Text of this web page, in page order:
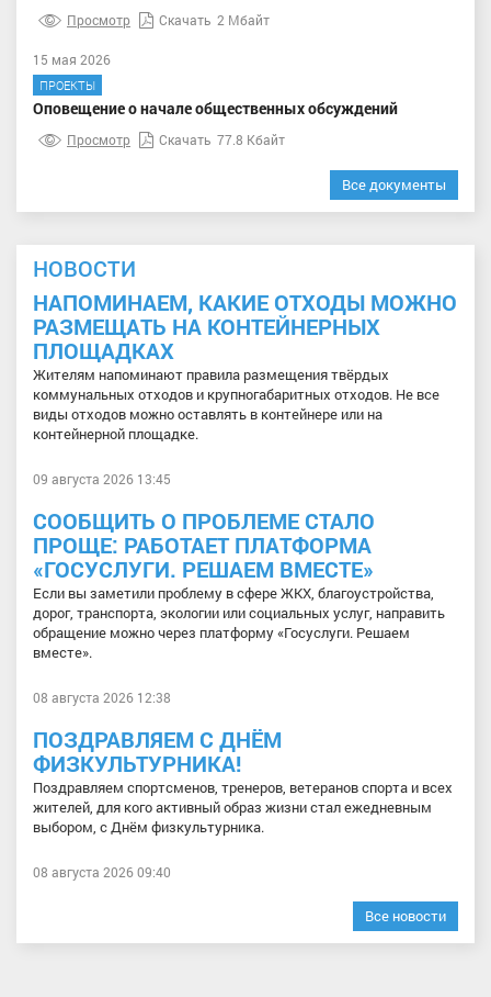
Просмотр Скачать 2 Мбайт
15 мая 2026
ПРОЕКТЫ
Оповещение о начале общественных обсуждений
Просмотр Скачать 77.8 Кбайт
Все документы
НОВОСТИ
НАПОМИНАЕМ, КАКИЕ ОТХОДЫ МОЖНО
РАЗМЕЩАТЬ НА КОНТЕЙНЕРНЫХ
ПЛОЩАДКАХ
Жителям напоминают правила размещения твёрдых
коммунальных отходов и крупногабаритных отходов. Не все
виды отходов можно оставлять в контейнере или на
контейнерной площадке.
09 августа 2026 13:45
СООБЩИТЬ О ПРОБЛЕМЕ СТАЛО
ПРОЩЕ: РАБОТАЕТ ПЛАТФОРМА
«ГОСУСЛУГИ. РЕШАЕМ ВМЕСТЕ»
Если вы заметили проблему в сфере ЖКХ, благоустройства,
дорог, транспорта, экологии или социальных услуг, направить
обращение можно через платформу «Госуслуги. Решаем
вместе».
08 августа 2026 12:38
ПОЗДРАВЛЯЕМ С ДНЁМ
ФИЗКУЛЬТУРНИКА!
Поздравляем спортсменов, тренеров, ветеранов спорта и всех
жителей, для кого активный образ жизни стал ежедневным
выбором, с Днём физкультурника.
08 августа 2026 09:40
Все новости